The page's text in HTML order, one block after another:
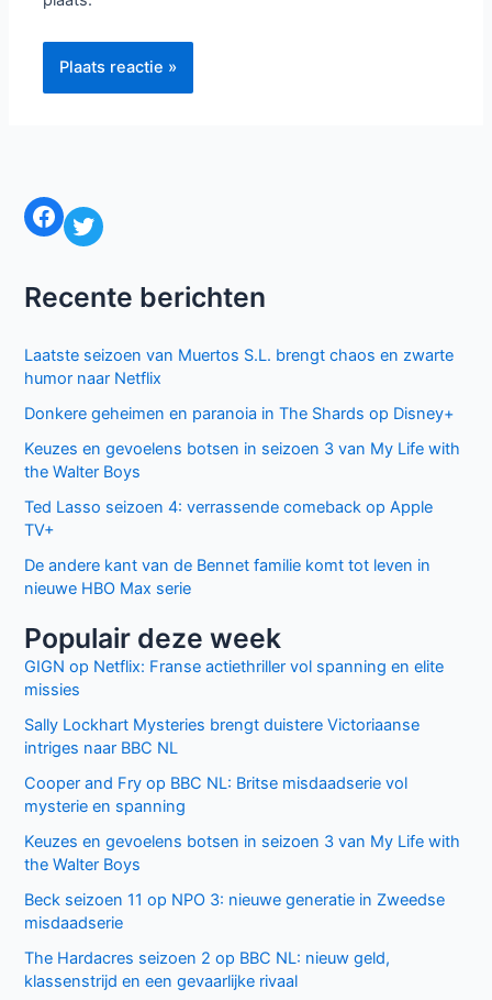
Facebook Twitter
Recente berichten
Laatste seizoen van Muertos S.L. brengt chaos en zwarte
humor naar Netflix
Donkere geheimen en paranoia in The Shards op Disney+
Keuzes en gevoelens botsen in seizoen 3 van My Life with
the Walter Boys
Ted Lasso seizoen 4: verrassende comeback op Apple
TV+
De andere kant van de Bennet familie komt tot leven in
nieuwe HBO Max serie
Populair deze week
GIGN op Netflix: Franse actiethriller vol spanning en elite
missies
Sally Lockhart Mysteries brengt duistere Victoriaanse
intriges naar BBC NL
Cooper and Fry op BBC NL: Britse misdaadserie vol
mysterie en spanning
Keuzes en gevoelens botsen in seizoen 3 van My Life with
the Walter Boys
Beck seizoen 11 op NPO 3: nieuwe generatie in Zweedse
misdaadserie
The Hardacres seizoen 2 op BBC NL: nieuw geld,
klassenstrijd en een gevaarlijke rivaal